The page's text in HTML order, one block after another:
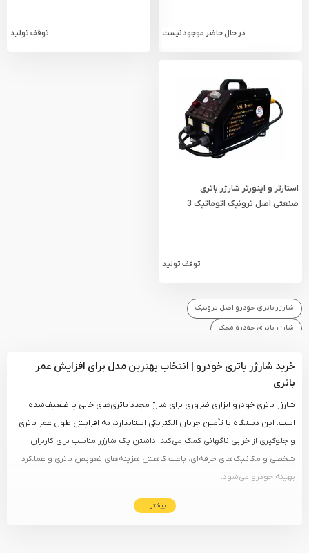
در حال حاضر موجود نیست توقف تولید
استارتر و اینورتر شارژر باتری
صنعتی اصل ترونیک اتوماتیک 3
توقف تولید
شارژر باتری خودرو اصل ترونیک
شارژر باتری خودرو محک
خرید شارژر باتری خودرو | انتخاب بهترین مدل برای افزایش عمر
باتری
شارژر باتری خودرو ابزاری ضروری برای شارژ مجدد باتری‌های خالی یا ضعیف‌شده
است. این دستگاه با تأمین جریان الکتریکی استاندارد، به افزایش طول عمر باتری
و جلوگیری از خرابی ناگهانی کمک می‌کند. داشتن یک شارژر مناسب برای کاربران
شخصی و مکانیک‌های حرفه‌ای، باعث کاهش هزینه‌های تعویض باتری و عملکرد
بهینه خودرو می‌شود.
نکات مهم در خرید شارژر باطری ماشین
بیشتر...